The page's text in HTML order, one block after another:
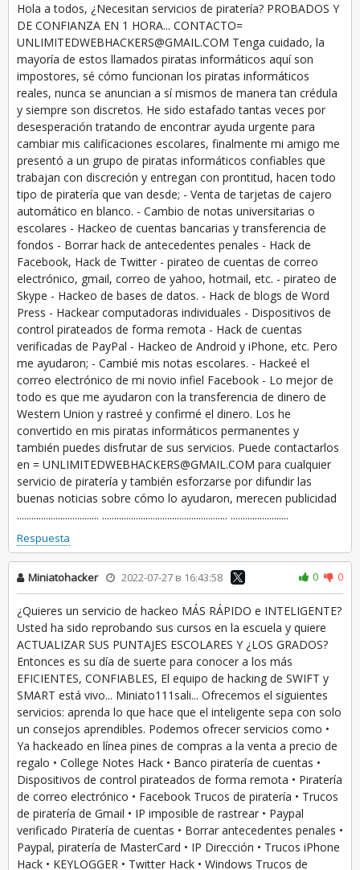
Hola a todos, ¿Necesitan servicios de piratería? PROBADOS Y
DE CONFIANZA EN 1 HORA... CONTACTO=
UNLIMITEDWEBHACKERS@GMAIL.COM Tenga cuidado, la
mayoría de estos llamados piratas informáticos aquí son
impostores, sé cómo funcionan los piratas informáticos
reales, nunca se anuncian a sí mismos de manera tan crédula
y siempre son discretos. He sido estafado tantas veces por
desesperación tratando de encontrar ayuda urgente para
cambiar mis calificaciones escolares, finalmente mi amigo me
presentó a un grupo de piratas informáticos confiables que
trabajan con discreción y entregan con prontitud, hacen todo
tipo de piratería que van desde; - Venta de tarjetas de cajero
automático en blanco. - Cambio de notas universitarias o
escolares - Hackeo de cuentas bancarias y transferencia de
fondos - Borrar hack de antecedentes penales - Hack de
Facebook, Hack de Twitter - pirateo de cuentas de correo
electrónico, gmail, correo de yahoo, hotmail, etc. - pirateo de
Skype - Hackeo de bases de datos. - Hack de blogs de Word
Press - Hackear computadoras individuales - Dispositivos de
control pirateados de forma remota - Hack de cuentas
verificadas de PayPal - Hackeo de Android y iPhone, etc. Pero
me ayudaron; - Cambié mis notas escolares. - Hackeé el
correo electrónico de mi novio infiel Facebook - Lo mejor de
todo es que me ayudaron con la transferencia de dinero de
Western Union y rastreé y confirmé el dinero. Los he
convertido en mis piratas informáticos permanentes y
también puedes disfrutar de sus servicios. Puede contactarlos
en = UNLIMITEDWEBHACKERS@GMAIL.COM para cualquier
servicio de piratería y también esforzarse por difundir las
buenas noticias sobre cómo lo ayudaron, merecen publicidad
.................................. .................................................... ........................
Respuesta
Miniatohacker 2022-07-27 в 16:43:58 0 0
¿Quieres un servicio de hackeo MÁS RÁPIDO e INTELIGENTE?
Usted ha sido reprobando sus cursos en la escuela y quiere
ACTUALIZAR SUS PUNTAJES ESCOLARES Y ¿LOS GRADOS?
Entonces es su día de suerte para conocer a los más
EFICIENTES, CONFIABLES, El equipo de hacking de SWIFT y
SMART está vivo... Miniato111sali... Ofrecemos el siguientes
servicios: aprenda lo que hace que el inteligente sepa con solo
un consejos aprendibles. Podemos ofrecer servicios como •
Ya hackeado en línea pines de compras a la venta a precio de
regalo • College Notes Hack • Banco piratería de cuentas •
Dispositivos de control pirateados de forma remota • Piratería
de correo electrónico • Facebook Trucos de piratería • Trucos
de piratería de Gmail • IP imposible de rastrear • Paypal
verificado Piratería de cuentas • Borrar antecedentes penales •
Paypal, piratería de MasterCard • IP Dirección • Trucos iPhone
Hack • KEYLOGGER • Twitter Hack • Windows Trucos de